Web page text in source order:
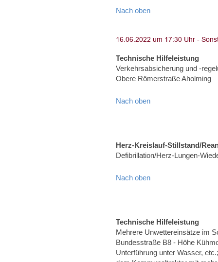
Nach oben
Technische Hilfeleistung
Verkehrsabsicherung und -
Obere Römerstraße Aholming
Nach oben
Herz-Kreislauf-Stillstand/
Defibrillation/Herz-Lungen-
Nach oben
Technische Hilfeleistung
Mehrere Unwettereinsätze im
Bundesstraße B8 - Höhe
Unterführung unter Wasser,